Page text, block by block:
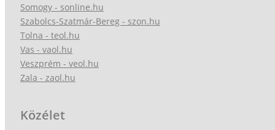
Somogy - sonline.hu
Szabolcs-Szatmár-Bereg - szon.hu
Tolna - teol.hu
Vas - vaol.hu
Veszprém - veol.hu
Zala - zaol.hu
Közélet